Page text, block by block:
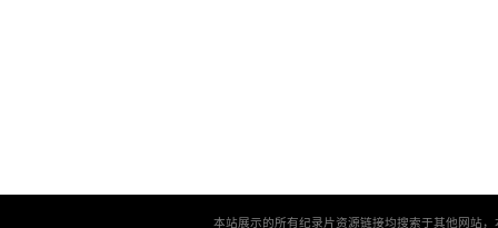
本站展示的所有纪录片资源链接均搜索于其他网站